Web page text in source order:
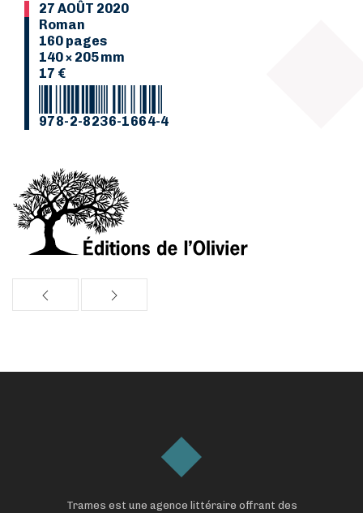
27 AOÛT 2020
Roman
160 pages
140 × 205 mm
17 €
978-2-8236-1664-4
Trames est une agence littéraire offrant des